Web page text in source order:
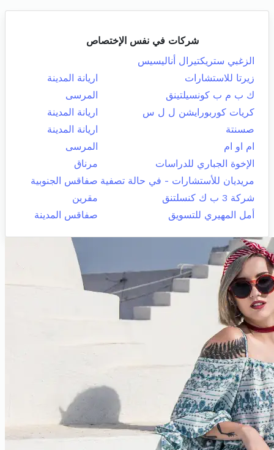
شركات في نفس الإختصاص
الزغبي ستريكتيرال أناليسيس
زيرتا للاستشارات
اريانة المدينة
ك ب م ب كونسيلتينق
المرسى
كريات كوربورايشن ل ل س
اريانة المدينة
صسنتة
اريانة المدينة
ام او ام
المرسى
الإخوة الجباري للدراسات
مرناق
مريديان للأستشارات - في حالة تصفية صفاقس الجنوبية
شركة 3 ب ك كنسلتنق
مقرين
أمل المهيري للتسويق
صفاقس المدينة